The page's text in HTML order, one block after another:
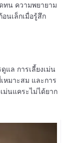
ทน ความพยายาม
นเล็กเมื่อรู้สึก
แล การเลี้ยงเม่น
หมาะสม และการ
ม่นแคระไม่ได้ยาก